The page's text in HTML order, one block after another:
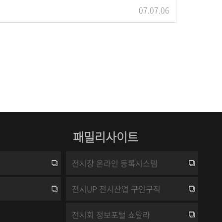
07.07.06
패밀리사이트
전시장 온라인 등록시스템
전시UP 전시산업 구인구직
전시회 정보포털 쇼알라